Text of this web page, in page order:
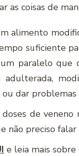
as coisas de
alimento
suficiente
paralelo que
adulterada,
dar
de veneno
não preciso falar
e leia mais sobre